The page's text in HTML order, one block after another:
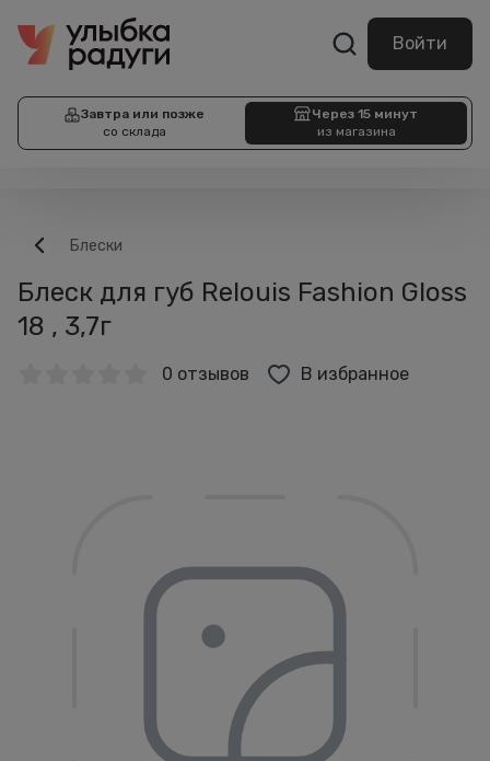
Войти
Завтра или позже
со склада
Через 15 минут
из магазина
Блески
Блеск для губ Relouis Fashion Gloss
18 , 3,7г
0 отзывов В избранное